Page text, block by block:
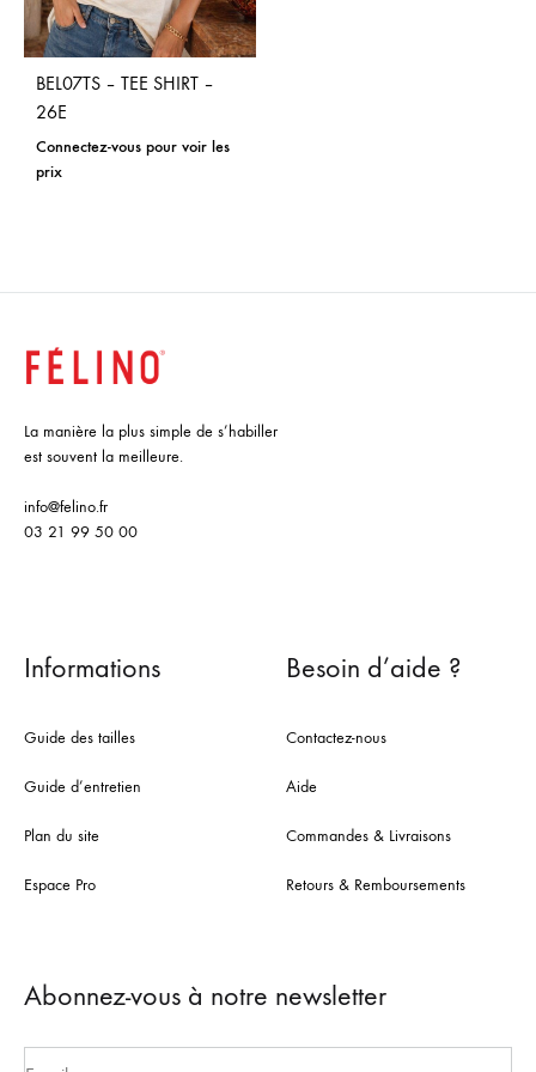
BEL07TS – TEE SHIRT –
26E
Connectez-vous pour voir les
prix
La manière la plus simple de s’habiller
est souvent la meilleure.
info@felino.fr
03 21 99 50 00
Informations
Guide des tailles
Guide d’entretien
Plan du site
Espace Pro
Besoin d’aide ?
Contactez-nous
Aide
Commandes & Livraisons
Retours & Remboursements
Abonnez-vous à notre newsletter